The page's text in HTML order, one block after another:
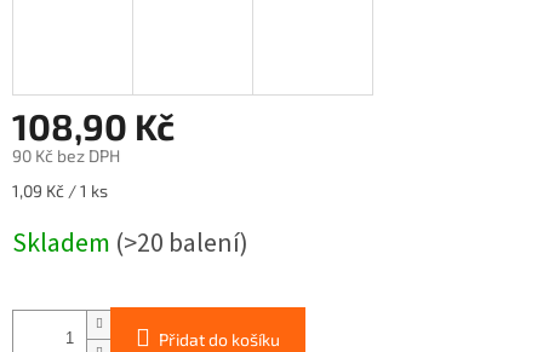
108,90 Kč
90 Kč bez DPH
Měrná
1,09 Kč / 1 ks
Skladem (>20 balení)
Přidat do košíku